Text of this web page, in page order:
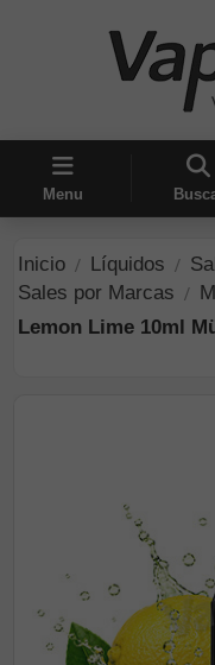
Menu
Inicio Líquidos
Sales por Marcas
Lemon Lime 10ml